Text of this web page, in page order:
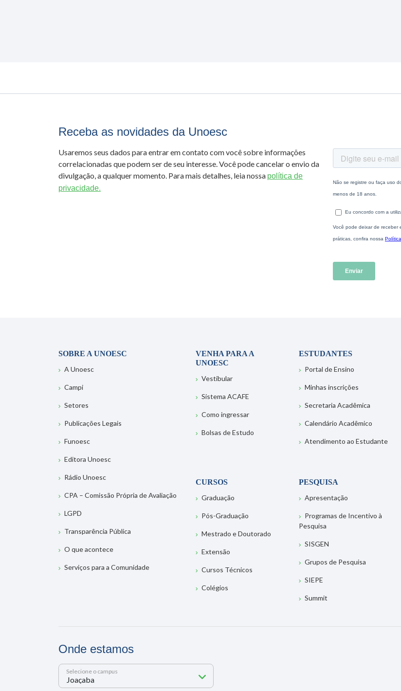
Receba as novidades da Unoesc
Usaremos seus dados para entrar em contato com você sobre informações
correlacionadas que podem ser de seu interesse. Você pode cancelar o envio da
divulgação, a qualquer momento. Para mais detalhes, leia nossa política de
privacidade.
SOBRE A UNOESC
A Unoesc
Campi
Setores
Publicações Legais
Funoesc
Editora Unoesc
Rádio Unoesc
CPA – Comissão Própria de Avaliação
LGPD
Transparência Pública
O que acontece
Serviços para a Comunidade
VENHA PARA A
UNOESC
Vestibular
Sistema ACAFE
Como ingressar
Bolsas de Estudo
ESTUDANTES
Portal de Ensino
Minhas inscrições
Secretaria Acadêmica
Calendário Acadêmico
Atendimento ao Estudante
CURSOS
Graduação
Pós-Graduação
Mestrado e Doutorado
Extensão
Cursos Técnicos
Colégios
PESQUISA
Apresentação
Programas de Incentivo à
Pesquisa
SISGEN
Grupos de Pesquisa
SIEPE
Summit
Onde estamos
Selecione o campus